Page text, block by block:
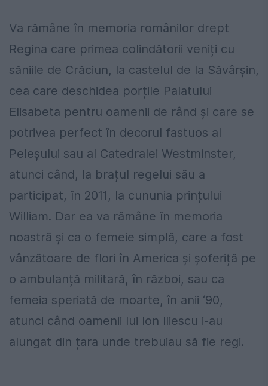
Va rămâne în memoria românilor drept
Regina care primea colindătorii veniți cu
săniile de Crăciun, la castelul de la Săvârșin,
cea care deschidea porțile Palatului
Elisabeta pentru oamenii de rând și care se
potrivea perfect în decorul fastuos al
Peleșului sau al Catedralei Westminster,
atunci când, la brațul regelui său a
participat, în 2011, la cununia prințului
William. Dar ea va rămâne în memoria
noastră și ca o femeie simplă, care a fost
vânzătoare de flori în America și șoferiță pe
o ambulanță militară, în război, sau ca
femeia speriată de moarte, în anii ‘90,
atunci când oamenii lui Ion Iliescu i-au
alungat din țara unde trebuiau să fie regi.